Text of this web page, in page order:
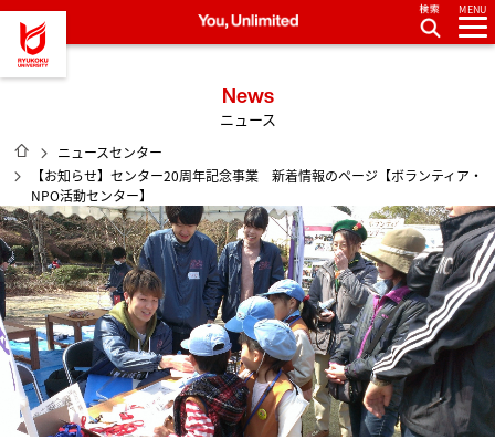
龍谷大学 You, Unlimited
MENU
News
ニュース
HOME
ニュースセンター
【お知らせ】センター20周年記念事業 新着情報のページ【ボランティア・
NPO活動センター】